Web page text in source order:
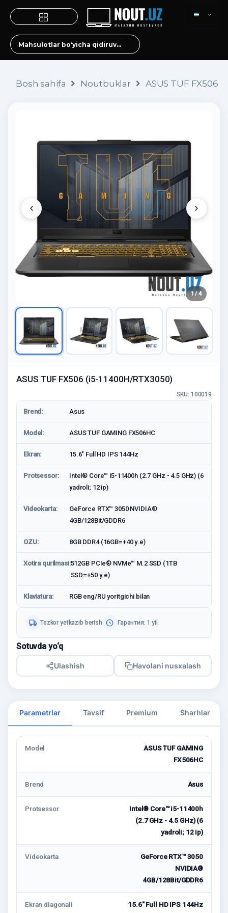
Bosh sahifa Noutbuklar ASUS TUF FX506
1 / 4
ASUS TUF FX506 (i5-11400H/RTX3050)
SKU: 100019
Brend: Asus
Model: ASUS TUF GAMING FX506HC
Ekran: 15.6″ Full HD IPS 144Hz
Protsessor:
Intel® Core™ i5-11400h (2.7 GHz - 4.5 GHz) (6
yadroli; 12 ip)
Videokarta:
GeForce RTX™ 3050 NVIDIA®
4GB/128Bit/GDDR6
OZU: 8GB DDR4 (16GB=+40 у.е)
Xotira qurilmasi:512GB PCIe® NVMe™ M.2 SSD (1TB
SSD=+50 у.е)
Klaviatura: RGB eng/RU yoritgichi bilan
Tezkor yetkazib berish Гарантия: 1 yil
Sotuvda yo‘q
Ulashish Havolani nusxalash
Parametrlar Tavsif Premium Sharhlar
Model
ASUS TUF GAMING
FX506HC
Brend Asus
Protsessor
Intel® Core™ i5-11400h
(2.7 GHz - 4.5 GHz) (6
yadroli; 12 ip)
Videokarta
GeForce RTX™ 3050
NVIDIA®
4GB/128Bit/GDDR6
Ekran diagonali 15.6″ Full HD IPS 144Hz